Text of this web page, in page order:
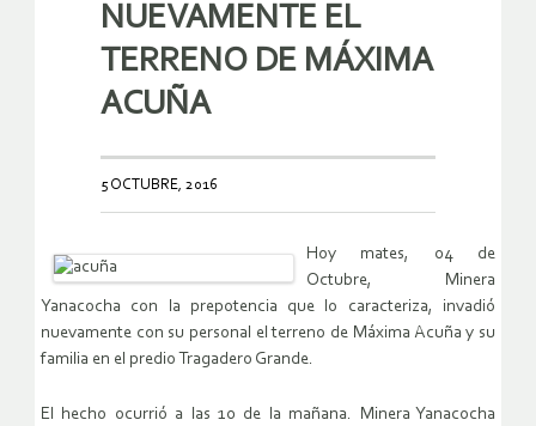
NUEVAMENTE EL
TERRENO DE MÁXIMA
ACUÑA
5 OCTUBRE, 2016
Hoy mates, 04 de
Octubre, Minera
Yanacocha con la prepotencia que lo caracteriza, invadió
nuevamente con su personal el terreno de Máxima Acuña y su
familia en el predio Tragadero Grande.
El hecho ocurrió a las 10 de la mañana. Minera Yanacocha